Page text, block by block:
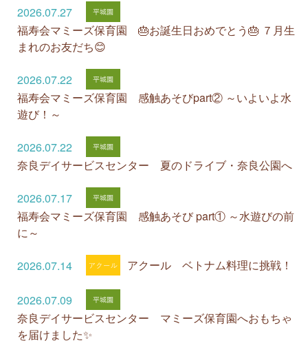
2026.07.27
福寿会マミーズ保育園 🎂お誕生日おめでとう🎂 ７月生
まれのお友だち😊
2026.07.22
福寿会マミーズ保育園 感触あそびpart② ～いよいよ水
遊び！～
2026.07.22
奈良デイサービスセンター 夏のドライブ・奈良公園へ
2026.07.17
福寿会マミーズ保育園 感触あそび part① ～水遊びの前
に～
2026.07.14 アクール ベトナム料理に挑戦！
2026.07.09
奈良デイサービスセンター マミーズ保育園へおもちゃ
を届けました✨